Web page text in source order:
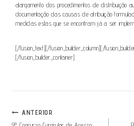
alargamento dos procedimentos de distribuição
documentação das causas de atribuição
medidas estas que se encontram já a ser
[/fusion_text][/fusion_builder_column][/
[/fusion_builder_container]
Navegação
ANTERIOR